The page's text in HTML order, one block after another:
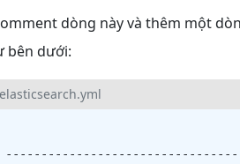
dòng này và thêm một
bên dưới: